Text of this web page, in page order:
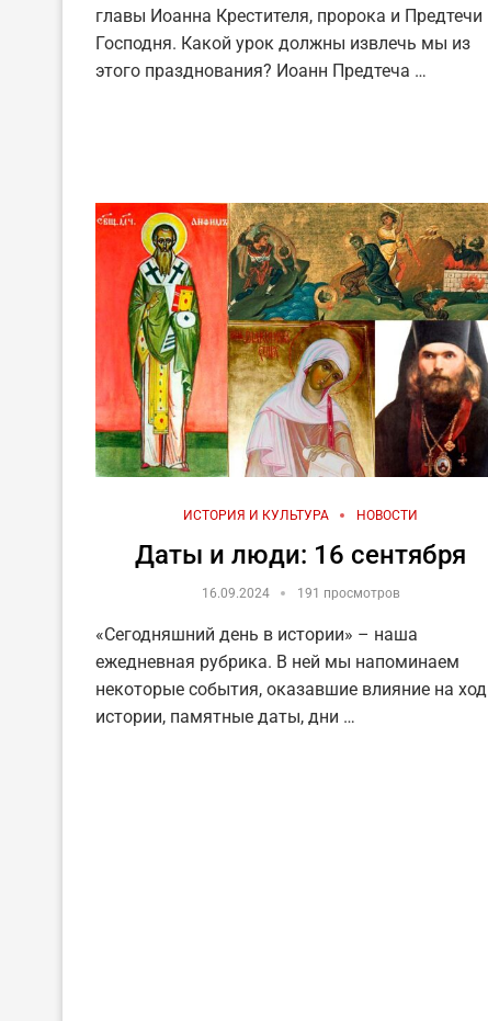
главы Иоанна Крестителя, пророка и Предтечи
Господня. Какой урок должны извлечь мы из
этого празднования? Иоанн Предтеча …
ИСТОРИЯ И КУЛЬТУРА НОВОСТИ
Даты и люди: 16 сентября
16.09.2024 191 просмотров
«Сегодняшний день в истории» – наша
ежедневная рубрика. В ней мы напоминаем
некоторые события, оказавшие влияние на ход
истории, памятные даты, дни …